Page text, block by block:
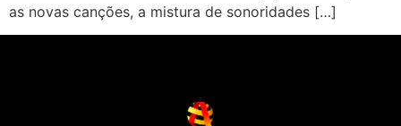
as novas canções, a mistura de sonoridades […]